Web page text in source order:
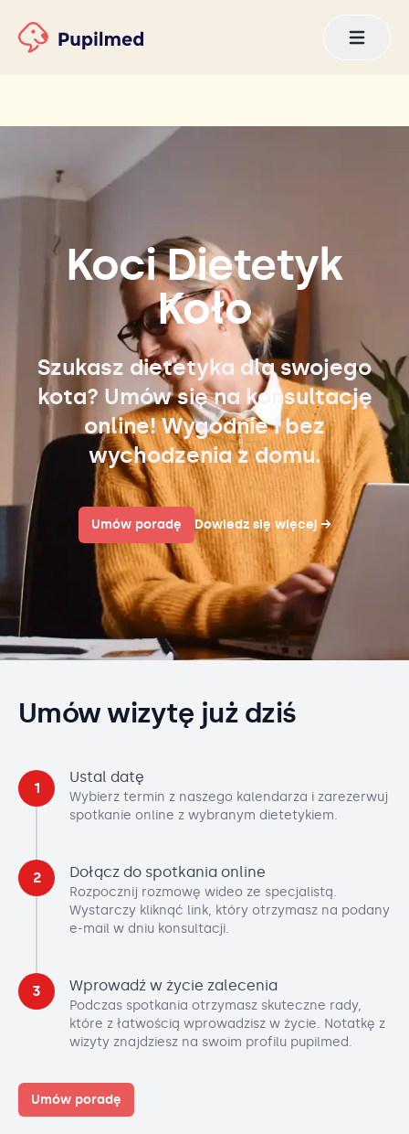
Koci Dietetyk
Koło
Szukasz dietetyka dla swojego
kota? Umów się na konsultację
online! Wygodnie i bez
wychodzenia z domu.
Umów poradę Dowiedz się więcej →
Umów wizytę już dziś
1
Ustal datę
Wybierz termin z naszego kalendarza i zarezerwuj
spotkanie online z wybranym dietetykiem.
2 Dołącz do spotkania online
Rozpocznij rozmowę wideo ze specjalistą.
Wystarczy kliknąć link, który otrzymasz na podany
e-mail w dniu konsultacji.
3 Wprowadź w życie zalecenia
Podczas spotkania otrzymasz skuteczne rady,
które z łatwością wprowadzisz w życie. Notatkę z
wizyty znajdziesz na swoim profilu pupilmed.
Umów poradę